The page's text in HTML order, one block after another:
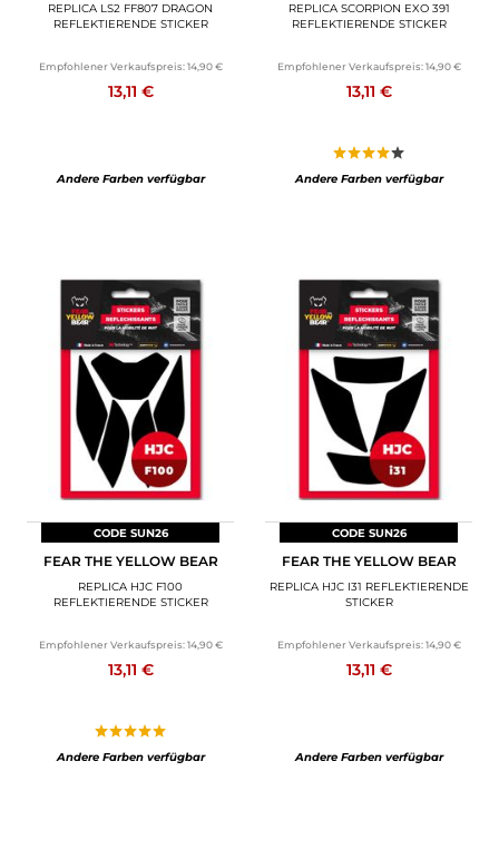
REPLICA LS2 FF807 DRAGON
REFLEKTIERENDE STICKER
Empfohlener Verkaufspreis: 14,90 €
13,11 €
Andere Farben verfügbar
REPLICA SCORPION EXO 391
REFLEKTIERENDE STICKER
Empfohlener Verkaufspreis: 14,90 €
13,11 €
Andere Farben verfügbar
CODE SUN26
FEAR THE YELLOW BEAR
REPLICA HJC F100
REFLEKTIERENDE STICKER
Empfohlener Verkaufspreis: 14,90 €
13,11 €
Andere Farben verfügbar
CODE SUN26
FEAR THE YELLOW BEAR
REPLICA HJC I31 REFLEKTIERENDE
STICKER
Empfohlener Verkaufspreis: 14,90 €
13,11 €
Andere Farben verfügbar